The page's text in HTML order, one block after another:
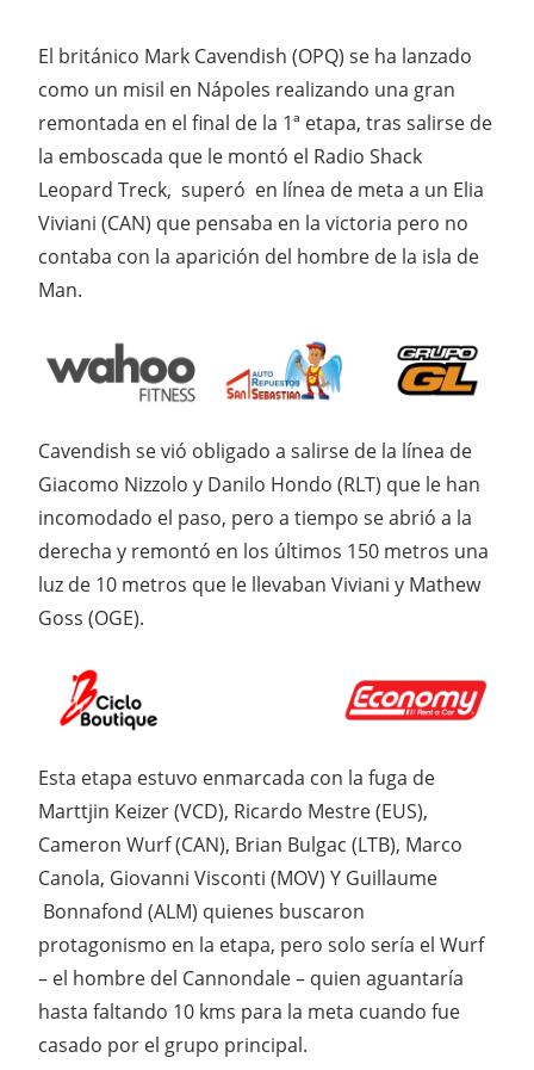
El británico Mark Cavendish (OPQ) se ha lanzado
como un misil en Nápoles realizando una gran
remontada en el final de la 1ª etapa, tras salirse de
la emboscada que le montó el Radio Shack
Leopard Treck, superó en línea de meta a un Elia
Viviani (CAN) que pensaba en la victoria pero no
contaba con la aparición del hombre de la isla de
Man.
Cavendish se vió obligado a salirse de la línea de
Giacomo Nizzolo y Danilo Hondo (RLT) que le han
incomodado el paso, pero a tiempo se abrió a la
derecha y remontó en los últimos 150 metros una
luz de 10 metros que le llevaban Viviani y Mathew
Goss (OGE).
Esta etapa estuvo enmarcada con la fuga de
Marttjin Keizer (VCD), Ricardo Mestre (EUS),
Cameron Wurf (CAN), Brian Bulgac (LTB), Marco
Canola, Giovanni Visconti (MOV) Y Guillaume
Bonnafond (ALM) quienes buscaron
protagonismo en la etapa, pero solo sería el Wurf
– el hombre del Cannondale – quien aguantaría
hasta faltando 10 kms para la meta cuando fue
casado por el grupo principal.